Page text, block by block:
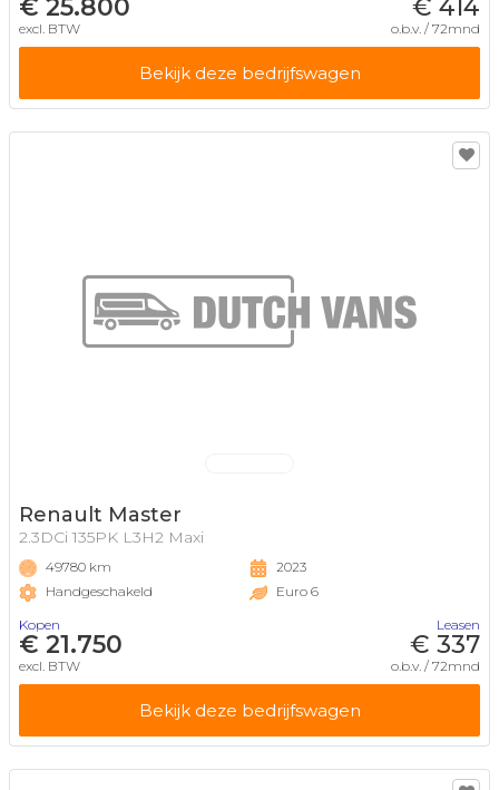
€ 25.800
excl. BTW
€ 414
o.b.v. / 72mnd
Bekijk deze bedrijfswagen
Renault Master
2.3DCi 135PK L3H2 Maxi
49780 km
Handgeschakeld
2023
Euro 6
Kopen
€ 21.750
excl. BTW
Leasen
€ 337
o.b.v. / 72mnd
Bekijk deze bedrijfswagen